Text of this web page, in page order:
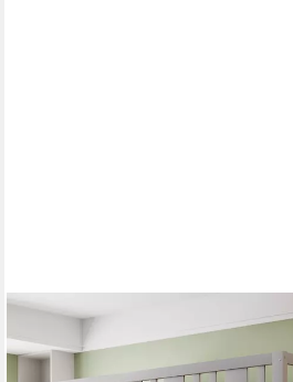
Hochbett 90x200cm mit
Sicherheitsgeländer (1-St) Kieferholz